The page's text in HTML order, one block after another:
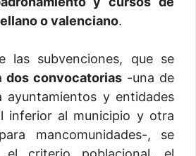
o valenciano.
las subvenciones, que se
dos convocatorias -una de
ayuntamientos y entidades
inferior al municipio y otra
mancomunidades-, se